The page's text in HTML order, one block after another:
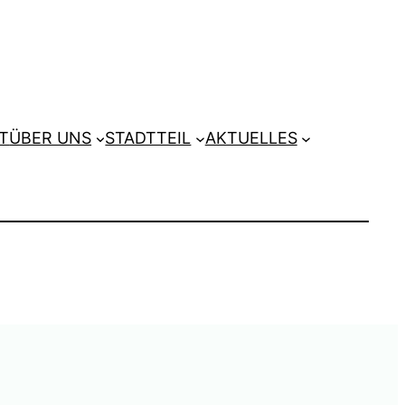
ÜBER UNS STADTTEIL AKTUELLES